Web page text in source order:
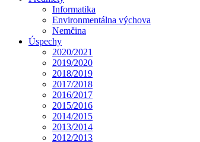
Informatika
Environmentálna výchova
Nemčina
Úspechy
2020/2021
2019/2020
2018/2019
2017/2018
2016/2017
2015/2016
2014/2015
2013/2014
2012/2013